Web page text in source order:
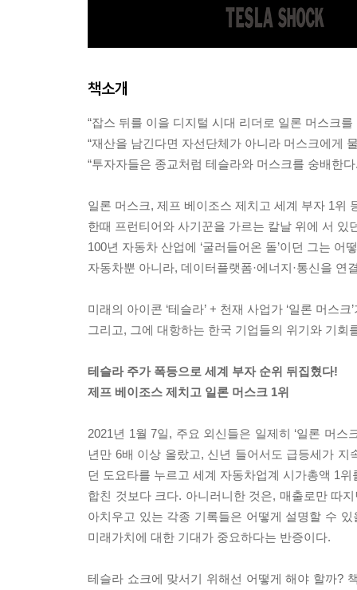
책소개
“잡스 뒤를 이을 디지털 시대 리더로 일론 머스크
“재산을 남긴다면 자선단체가 아니라 머스크에게
“투자자들은 종교처럼 테슬라와 머스크를 숭배한
일론 머스크, 제프 베이조스 제치고 세계 부자 1위
한때 프런티어와 사기꾼을 가르는 칼날 위에 서 있
100년 자동차 산업에 ‘굴러들어온 돌’이던 그는 어
자동차뿐 아니라, 데이터플랫폼·에너지·통신을 연
미래의 아이콘 ‘테슬라’ + 천재 사업가 ‘일론 머스
그리고, 그에 대항하는 한국 기업들의 위기와 기회
테슬라 주가 폭등으로 세계 부자 순위 뒤집혔다!
제프 베이조스 제치고 일론 머스크 1위
2021년 1월 7일, 주요 외신들은 일제히 ‘일론 머
년만 6배 이상 올랐고, 신년 들어서도 급등세가
던 도요타를 누르고 세계 자동차업계 시가총액 1
합친 것보다 크다. 아니러니한 것은, 매출로만 따
아치우고 있는 각종 기록들은 어떻게 설명할 수
미래가치에 대한 기대가 중요하다는 반증이다.
테슬라 쇼크에 맞서기 위해선 어떻게 해야 할까?